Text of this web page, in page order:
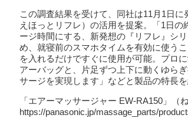
この調査結果を受けて、同社は11月1日
えほっとリフレ）の活用を提案。「1日
ージ時間にする、新発想の『リフレ』シ
め、就寝前のスマホタイムを有効に使う
を入れるだけですぐに使用が可能。プロ
アーバッグと、片足ずつ上下に動くゆら
サージを実現します」などと製品の特長を
「エアーマッサージャー EW-RA150」（
https://panasonic.jp/massage_parts/